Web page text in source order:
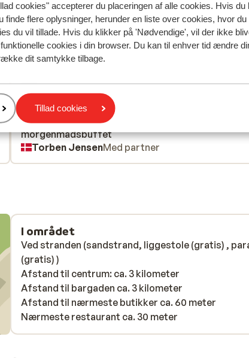
cookies" accepterer du placeringen af alle cookies. Hvis du
finde flere oplysninger, herunder en liste over cookies, hvor
du vil tillade. Hvis du klikker på 'Nødvendige', vil der ikke
cookies i din browser. Du kan til enhver tid ændre
dit samtykke tilbage.
Tillad cookies
deres oplevelser med vores produkt. Mere om
Mest booket af med
Vi er kommet til Sunrise igennem mange år, og det
det mest fantastiske personale man kan finde,
hjælpsomme - meget rent hotel og imponerende
morgenmadsbuffet
Vi er kommet til Sunrise igennem mange år, og det
det mest fantastiske personale man kan finde,
hjælpsomme - meget rent hotel og imponerende
morgenmadsbuffet
Torben JensenMed partner
I området
Ved stranden (sandstrand, liggestole (gratis) ,
(gratis) )
Afstand til centrum: ca. 3 kilometer
Afstand til bargaden ca. 3 kilometer
Afstand til nærmeste butikker ca. 60 meter
Nærmeste restaurant ca. 30 meter